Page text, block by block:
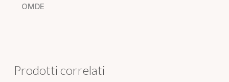
OMDE
Prodotti correlati